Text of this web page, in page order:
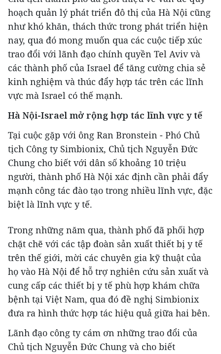
hoạch quản lý phát triển đô thị của Hà Nội cũng
như khó khăn, thách thức trong phát triển hiện
nay, qua đó mong muốn qua các cuộc tiếp xúc
trao đổi với lãnh đạo chính quyền Tel Aviv và
các thành phố của Israel để tăng cường chia sẻ
kinh nghiệm và thúc đẩy hợp tác trên các lĩnh
vực mà Israel có thế mạnh.
Hà Nội-Israel mở rộng hợp tác lĩnh vực y tế
Tại cuộc gặp với ông Ran Bronstein - Phó Chủ
tịch Công ty Simbionix, Chủ tịch Nguyễn Đức
Chung cho biết với dân số khoảng 10 triệu
người, thành phố Hà Nội xác định cần phải đẩy
mạnh công tác đào tạo trong nhiều lĩnh vực, đặc
biệt là lĩnh vực y tế.
Trong những năm qua, thành phố đã phối hợp
chặt chẽ với các tập đoàn sản xuất thiết bị y tế
trên thế giới, mời các chuyên gia kỹ thuật của
họ vào Hà Nội để hỗ trợ nghiên cứu sản xuất và
cung cấp các thiết bị y tế phù hợp khám chữa
bệnh tại Việt Nam, qua đó đề nghị Simbionix
đưa ra hình thức hợp tác hiệu quả giữa hai bên.
Lãnh đạo công ty cám ơn những trao đổi của
Chủ tịch Nguyễn Đức Chung và cho biết